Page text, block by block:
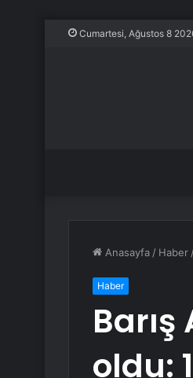
Cumartesi, Ağustos 8
Anasayfa / Haber
Haber
oldu: